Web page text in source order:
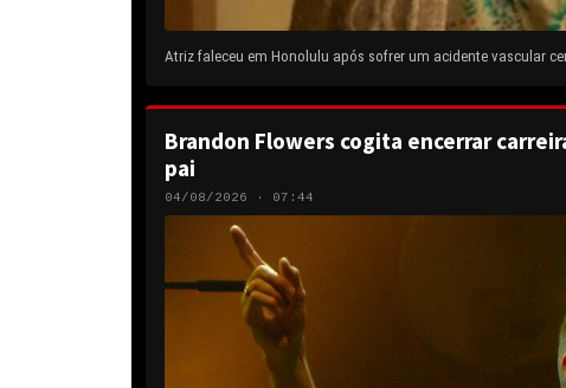
Atriz faleceu em Honolulu após sofrer um acidente vascular
Brandon Flowers cogita encerrar
pai
04/08/2026 · 07:44